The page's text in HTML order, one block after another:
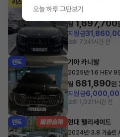
리스
2022년
월 1,697,700
지원금
조회 7341시간 전
렌트 기아 카니발
2025년·1.6 HEV 9
월 681,890원
지원금
조회 1,031 1시간 전
렌트 현대 팰리세이드
2024년·3.8 가솔린
오늘 하루 그만보기